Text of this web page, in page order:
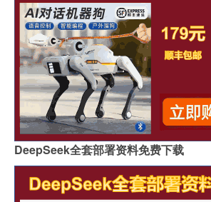
DeepSeek全套部署资料免费下载